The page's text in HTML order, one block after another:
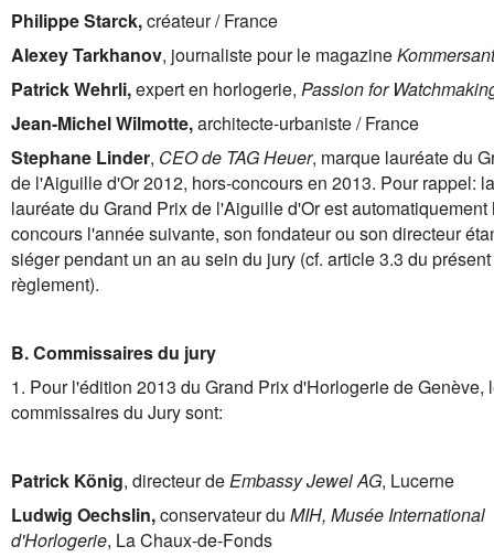
Philippe Starck,créateur / France
Alexey Tarkhanov, journaliste pour le magazine
Patrick Wehrli,expert en horlogerie, Passion for
Jean-Michel Wilmotte,architecte-urbaniste / France
Stephane Linder, CEO de TAG Heuer, marque lauréate du
de l'Aiguille d'Or 2012, hors-concours en 2013. Pour rappel:
lauréate du Grand Prix de l'Aiguille d'Or est automatiquement
concours l'année suivante, son fondateur ou son directeur
siéger pendant un an au sein du jury (cf. article 3.3 du présent
règlement).
B. Commissaires du jury
1. Pour l'édition 2013 du Grand Prix d'Horlogerie de Genève,
commissaires du Jury sont:
Patrick König, directeur deEmbassy Jewel AG, Lucerne
Ludwig Oechslin,conservateur du MIH, Musée International
d'Horlogerie, La Chaux-de-Fonds